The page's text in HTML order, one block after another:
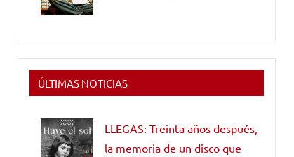
ÚLTIMAS NOTICIAS
LLEGAS: Treinta años después,
la memoria de un disco que